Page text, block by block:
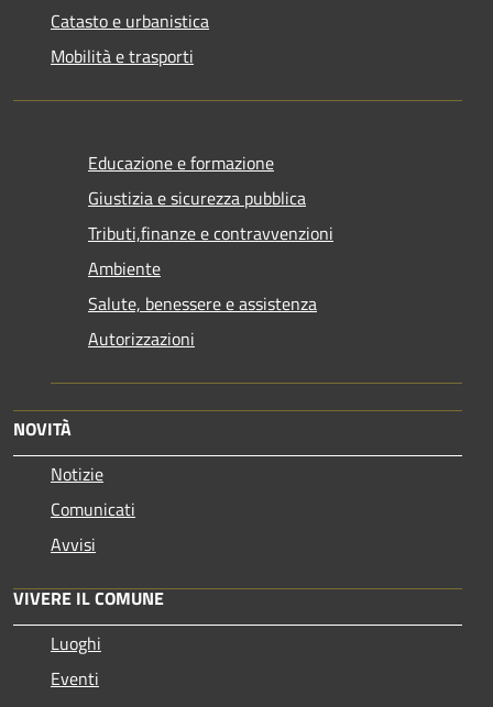
Catasto e urbanistica
Mobilità e trasporti
Educazione e formazione
Giustizia e sicurezza pubblica
Tributi,finanze e contravvenzioni
Ambiente
Salute, benessere e assistenza
Autorizzazioni
NOVITÀ
Notizie
Comunicati
Avvisi
VIVERE IL COMUNE
Luoghi
Eventi